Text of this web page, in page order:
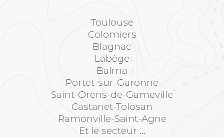
Toulouse
Colomiers
Blagnac
Labège
Balma
Portet-sur-Garonne
Saint-Orens-de-Gameville
Castanet-Tolosan
Ramonville-Saint-Agne
Et le secteur ...